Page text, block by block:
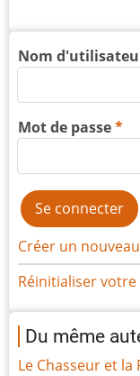
Nom
Mot de passe
Créer un
Réinitialiser
Du même
Le Chasseur et la